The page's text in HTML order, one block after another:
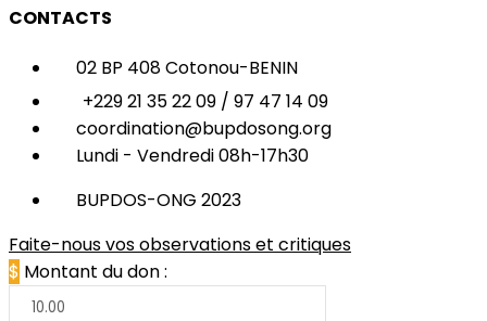
CONTACTS
02 BP 408 Cotonou-BENIN
+229 21 35 22 09 / 97 47 14 09
coordination@bupdosong.org
Lundi - Vendredi 08h-17h30
BUPDOS-ONG 2023
Faite-nous vos observations et critiques
$ Montant du don :